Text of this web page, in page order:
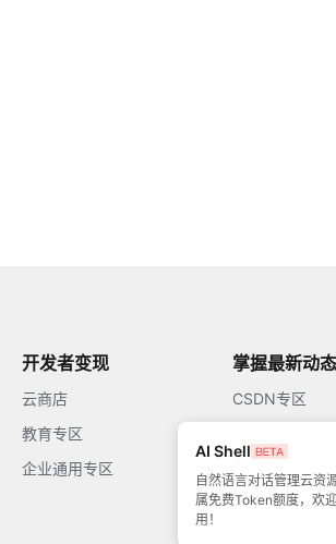
开发者变现
云商店
教育专区
企业通用专区
掌握最新动态
CSDN专区
51CTO
AI Shell
自然语言对话管理云资
属免费Token额度，欢
用！